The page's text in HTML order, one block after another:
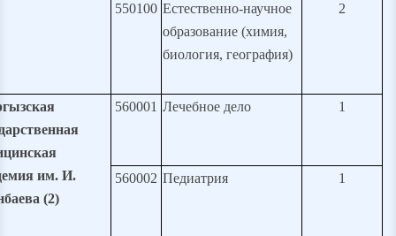
550100 Естественно-научное
образование (химия,
биология, география)
2
им. И.
(2)
560001 Лечебное дело 1
560002 Педиатрия 1